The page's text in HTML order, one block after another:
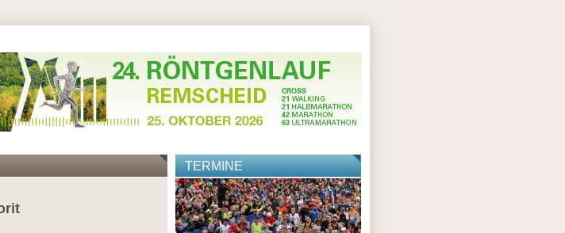
TERMINE